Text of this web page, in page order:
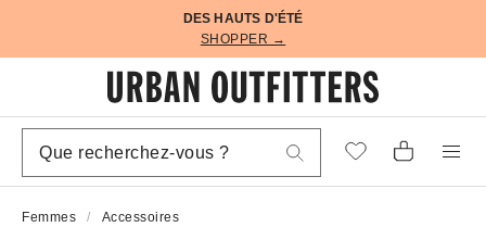
DES HAUTS D'ÉTÉ
SHOPPER →
Femmes Accessoires